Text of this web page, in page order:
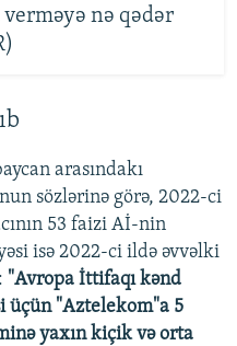
nə qədər
arasındakı
sözlərinə görə, 2022-ci
53 faizi Aİ-nin
isə 2022-ci ildə əvvəlki
"Avropa İttifaqı kənd
"Aztelekom"a 5
yaxın kiçik və orta